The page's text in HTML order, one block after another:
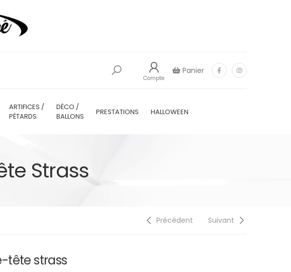
Compte
Panier
ARTIFICES /
PÉTARDS
DÉCO./
BALLONS
PRESTATIONS HALLOWEEN
Strass
Précédent Suivant
tête strass